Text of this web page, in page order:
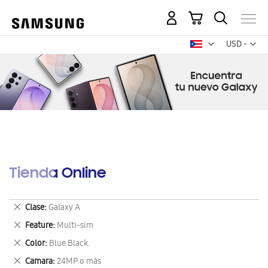
USD -
dólar
Mi carrito
Tienda Online
Clase Galaxy A
Eliminar
este
artículo
Feature Multi-sim
Eliminar
este
artículo
Color Blue Black.
Eliminar
este
Camara 24MP o más
Eliminar